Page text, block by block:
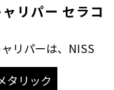
リパー セラコ
リパーは、NISS
タリック